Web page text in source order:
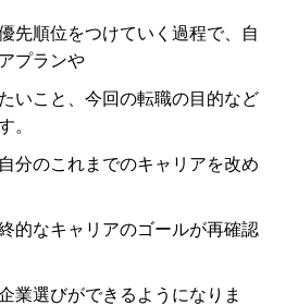
先順位をつけていく過程で、自
プランや
いこと、今回の転職の目的など
。
分のこれまでのキャリアを改め
的なキャリアのゴールが再確認
業選びができるようになりま